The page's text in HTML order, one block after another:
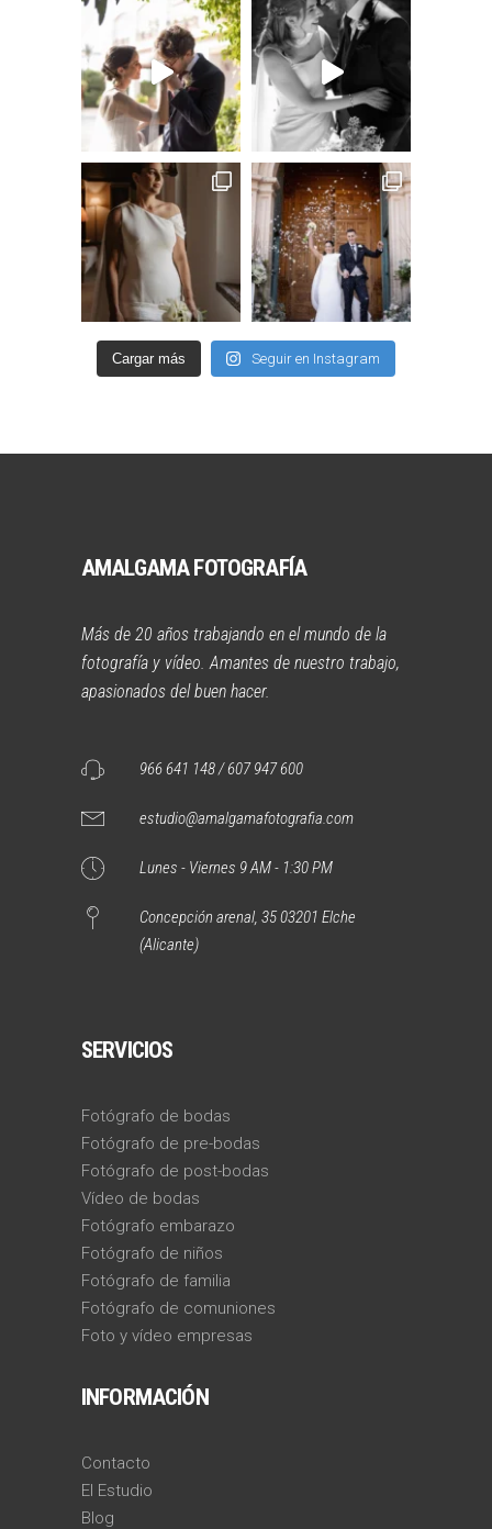
Cargar más Seguir en Instagram
AMALGAMA FOTOGRAFÍA
Más de 20 años trabajando en el mundo de la
fotografía y vídeo. Amantes de nuestro trabajo,
apasionados del buen hacer.
966 641 148 / 607 947 600
estudio@amalgamafotografia.com
Lunes - Viernes 9 AM - 1:30 PM
Concepción arenal, 35 03201 Elche
(Alicante)
SERVICIOS
Fotógrafo de bodas
Fotógrafo de pre-bodas
Fotógrafo de post-bodas
Vídeo de bodas
Fotógrafo embarazo
Fotógrafo de niños
Fotógrafo de familia
Fotógrafo de comuniones
Foto y vídeo empresas
INFORMACIÓN
Contacto
El Estudio
Blog